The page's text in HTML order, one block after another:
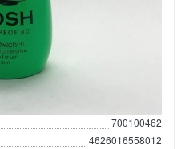
700100462
4626016558012